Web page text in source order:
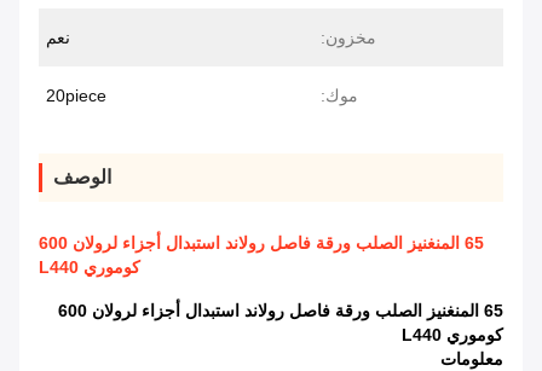
مخزون: نعم
موك: 20piece
الوصف
65 المنغنيز الصلب ورقة فاصل رولاند استبدال أجزاء لرولان 600
كوموري L440
65 المنغنيز الصلب ورقة فاصل رولاند استبدال أجزاء لرولان 600
كوموري L440
معلومات